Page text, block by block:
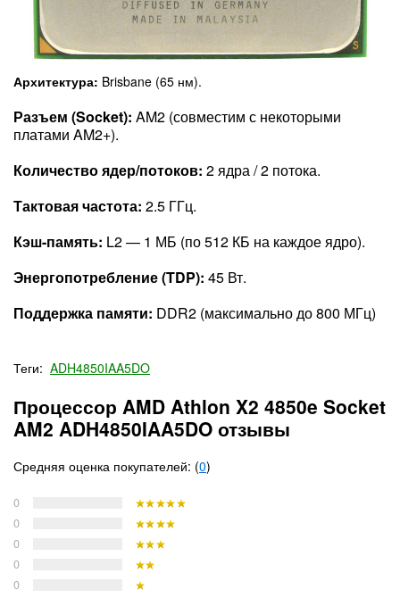
Архитектура: Brisbane (65 нм).
Разъем (Socket): AM2 (совместим с некоторыми
платами AM2+).
Количество ядер/потоков: 2 ядра / 2 потока.
Тактовая частота: 2.5 ГГц.
Кэш-память: L2 — 1 МБ (по 512 КБ на каждое ядро).
Энергопотребление (TDP): 45 Вт.
Поддержка памяти: DDR2 (максимально до 800 МГц)
Теги: ADH4850IAA5DO
Процессор AMD Athlon X2 4850e Socket
AM2 ADH4850IAA5DO отзывы
Средняя оценка покупателей: (0)
0
0
0
0
0